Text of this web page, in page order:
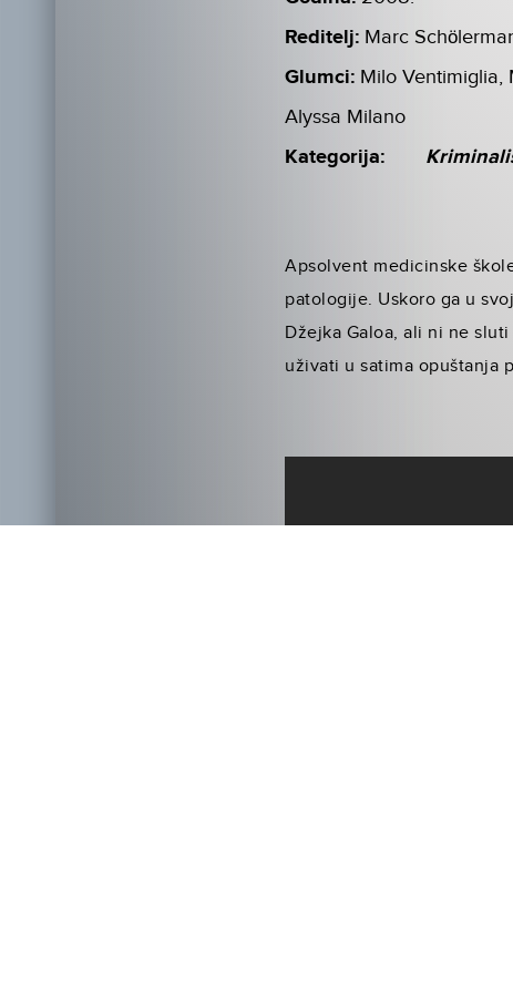
Reditelj: Marc
Glumci: Milo Ventimiglia,
Alyssa Milano
Kategorija:
Apsolvent medicinske
patologije. Uskoro ga u
Džejka Galoa, ali ni ne
uživati u satima opuštanja